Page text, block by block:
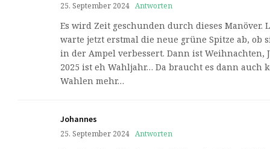
25. September 2024 Antworten
Es wird Zeit geschunden durch dieses Manöver.
warte jetzt erstmal die neue grüne Spitze ab, ob
in der Ampel verbessert. Dann ist Weihnachten,
2025 ist eh Wahljahr… Da braucht es dann auch
Wahlen mehr…
Johannes
25. September 2024 Antworten